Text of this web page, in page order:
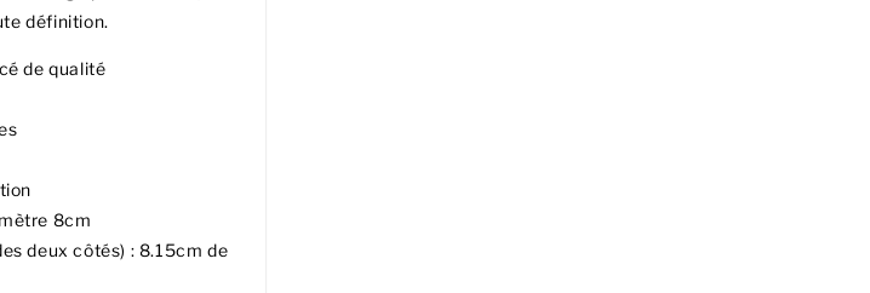
définition.
de qualité
8cm
deux côtés) : 8.15cm de